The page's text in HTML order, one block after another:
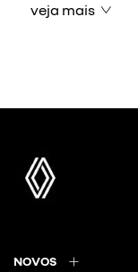
veja mais
NOVOS